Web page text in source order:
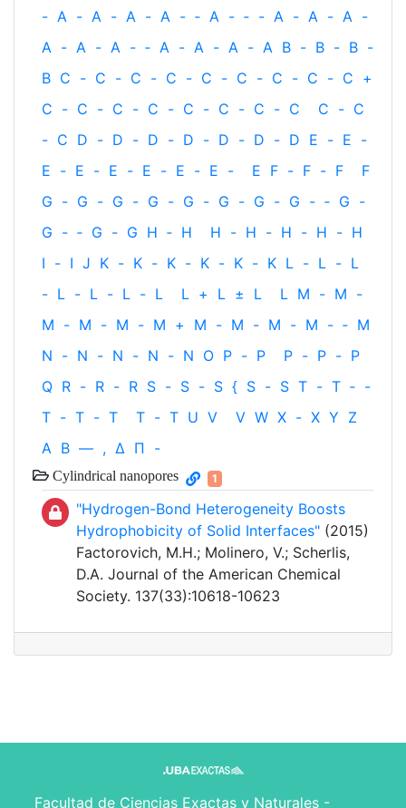
- A - A - A - A - ‐ A - ‐ - A - A - A -
A - A - A - ‐ A - A - A - A B - B - B -
B C - C - C - C - C - C - C - C - C +
C - C - C - C - C - C - C - C C - C
- C D - D - D - D - D - D - D E - E -
E - E - E - E - E - E - E F - F - F
F
G - G - G - G - G - G - G - G - ‐ G -
G - ‐ G - G H ‐ H H - H - H - H - H
I - I J K - K - K - K - K - K L - L - L
- L - L - L - L L + L ± L L M - M -
M - M - M - M + M - M - M - M - ‐ M
N - N - N - N - N O P - P P - P - P
Q R - R - R S - S - S { S - S T - T ‐ -
T - T - T T - T U V V W X - X Y Z
Α Β — , Δ Π -
Cylindrical nanopores 1
"Hydrogen-Bond Heterogeneity Boosts
Hydrophobicity of Solid Interfaces" (2015)
Factorovich, M.H.; Molinero, V.; Scherlis,
D.A. Journal of the American Chemical
Society. 137(33):10618-10623
Facultad de Ciencias Exactas y Naturales -